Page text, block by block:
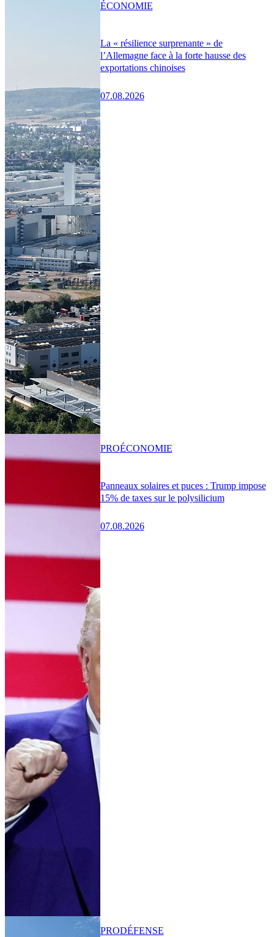
La « résilience surprenante » de
l’Allemagne face à la forte hausse des
exportations chinoises
07.08.2026
ÉCONOMIE
Panneaux solaires et puces : Trump impose
15% de taxes sur le polysilicium
07.08.2026
PROÉCONOMIE
PRODÉFENSE